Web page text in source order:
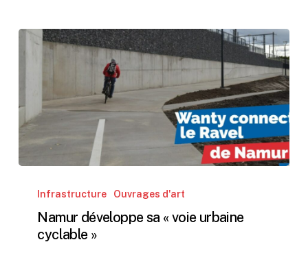
développe
urbaine
Infrastructure Ouvrages d'art
Namur développe sa « voie urbaine
cyclable »